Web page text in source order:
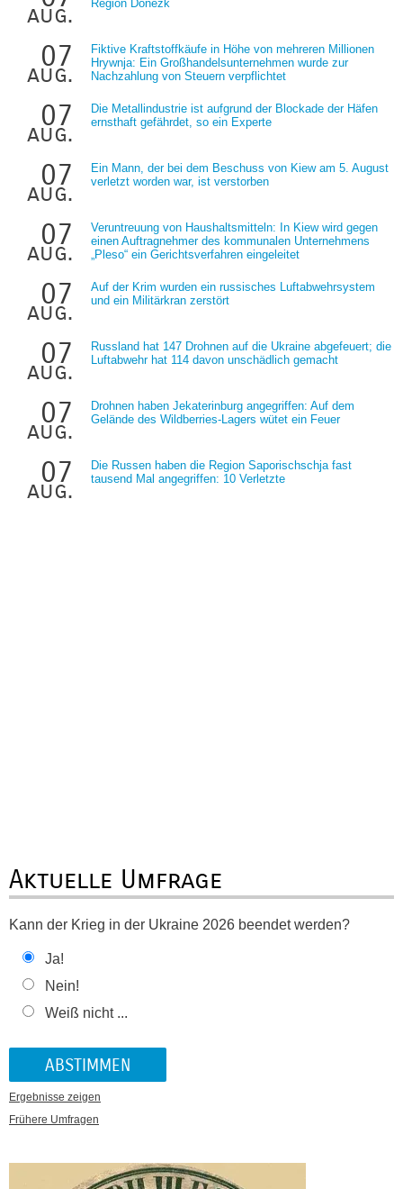
aug. Region Donezk
07
aug.
Fiktive Kraftstoffkäufe in Höhe von mehreren Millionen
Hrywnja: Ein Großhandelsunternehmen wurde zur
Nachzahlung von Steuern verpflichtet
07
aug.
Die Metallindustrie ist aufgrund der Blockade der Häfen
ernsthaft gefährdet, so ein Experte
07
aug.
Ein Mann, der bei dem Beschuss von Kiew am 5. August
verletzt worden war, ist verstorben
07
aug.
Veruntreuung von Haushaltsmitteln: In Kiew wird gegen
einen Auftragnehmer des kommunalen Unternehmens
„Pleso“ ein Gerichtsverfahren eingeleitet
07
aug.
Auf der Krim wurden ein russisches Luftabwehrsystem
und ein Militärkran zerstört
07
aug.
Russland hat 147 Drohnen auf die Ukraine abgefeuert; die
Luftabwehr hat 114 davon unschädlich gemacht
07
aug.
Drohnen haben Jekaterinburg angegriffen: Auf dem
Gelände des Wildberries-Lagers wütet ein Feuer
07
aug.
Die Russen haben die Region Saporischschja fast
tausend Mal angegriffen: 10 Verletzte
Aktuelle Umfrage
Kann der Krieg in der Ukraine 2026 beendet werden?
Ja!
Nein!
Weiß nicht ...
Ergebnisse zeigen
Frühere Umfragen